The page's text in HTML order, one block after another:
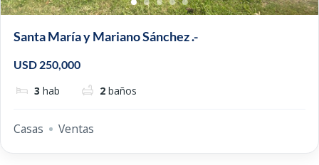
Santa María y Mariano Sánchez .-
USD 250,000
3 hab 2 baños
Casas Ventas